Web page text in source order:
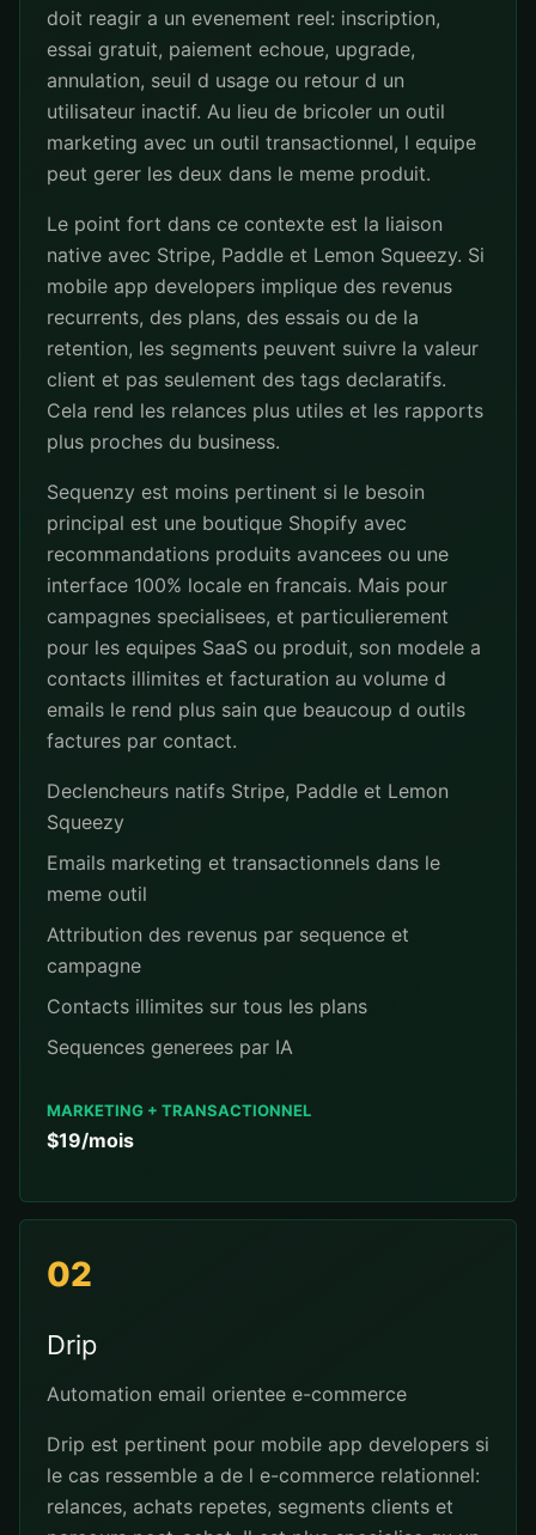
doit reagir a un evenement reel: inscription,
essai gratuit, paiement echoue, upgrade,
annulation, seuil d usage ou retour d un
utilisateur inactif. Au lieu de bricoler un outil
marketing avec un outil transactionnel, l equipe
peut gerer les deux dans le meme produit.
Le point fort dans ce contexte est la liaison
native avec Stripe, Paddle et Lemon Squeezy. Si
mobile app developers implique des revenus
recurrents, des plans, des essais ou de la
retention, les segments peuvent suivre la valeur
client et pas seulement des tags declaratifs.
Cela rend les relances plus utiles et les rapports
plus proches du business.
Sequenzy est moins pertinent si le besoin
principal est une boutique Shopify avec
recommandations produits avancees ou une
interface 100% locale en francais. Mais pour
campagnes specialisees, et particulierement
pour les equipes SaaS ou produit, son modele a
contacts illimites et facturation au volume d
emails le rend plus sain que beaucoup d outils
factures par contact.
Declencheurs natifs Stripe, Paddle et Lemon
Squeezy
Emails marketing et transactionnels dans le
meme outil
Attribution des revenus par sequence et
campagne
Contacts illimites sur tous les plans
Sequences generees par IA
MARKETING + TRANSACTIONNEL
$19/mois
02
Drip
Automation email orientee e-commerce
Drip est pertinent pour mobile app developers si
le cas ressemble a de l e-commerce relationnel:
relances, achats repetes, segments clients et